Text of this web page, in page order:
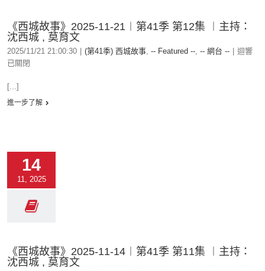
《西城故事》2025-11-21︱第41季 第12集 ︱主持：
沈西城 , 莫育文
2025/11/21 21:00:30 (第41季) 西城故事, -- Featured --, -- 網台 --
迴響
已關閉
[...]
進一步了解
14
11, 2025
《西城故事》2025-11-14︱第41季 第11集 ︱主持：
沈西城 , 莫育文